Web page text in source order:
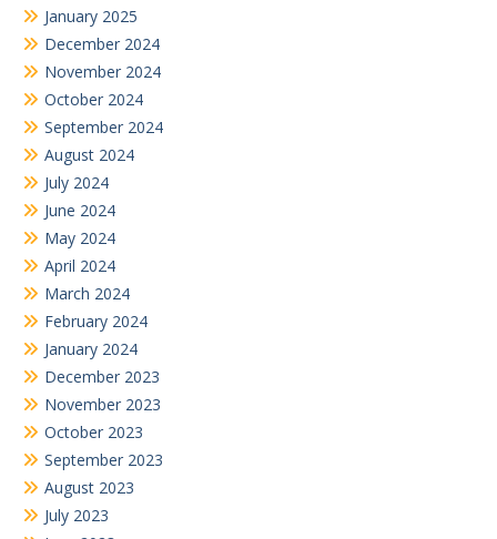
January 2025
December 2024
November 2024
October 2024
September 2024
August 2024
July 2024
June 2024
May 2024
April 2024
March 2024
February 2024
January 2024
December 2023
November 2023
October 2023
September 2023
August 2023
July 2023